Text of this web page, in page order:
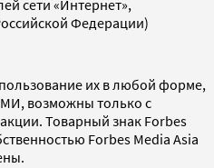
сети «Интернет»,
Федерации)
их в любой форме,
возможны только с
Товарный знак Forbes
Forbes Media Asia